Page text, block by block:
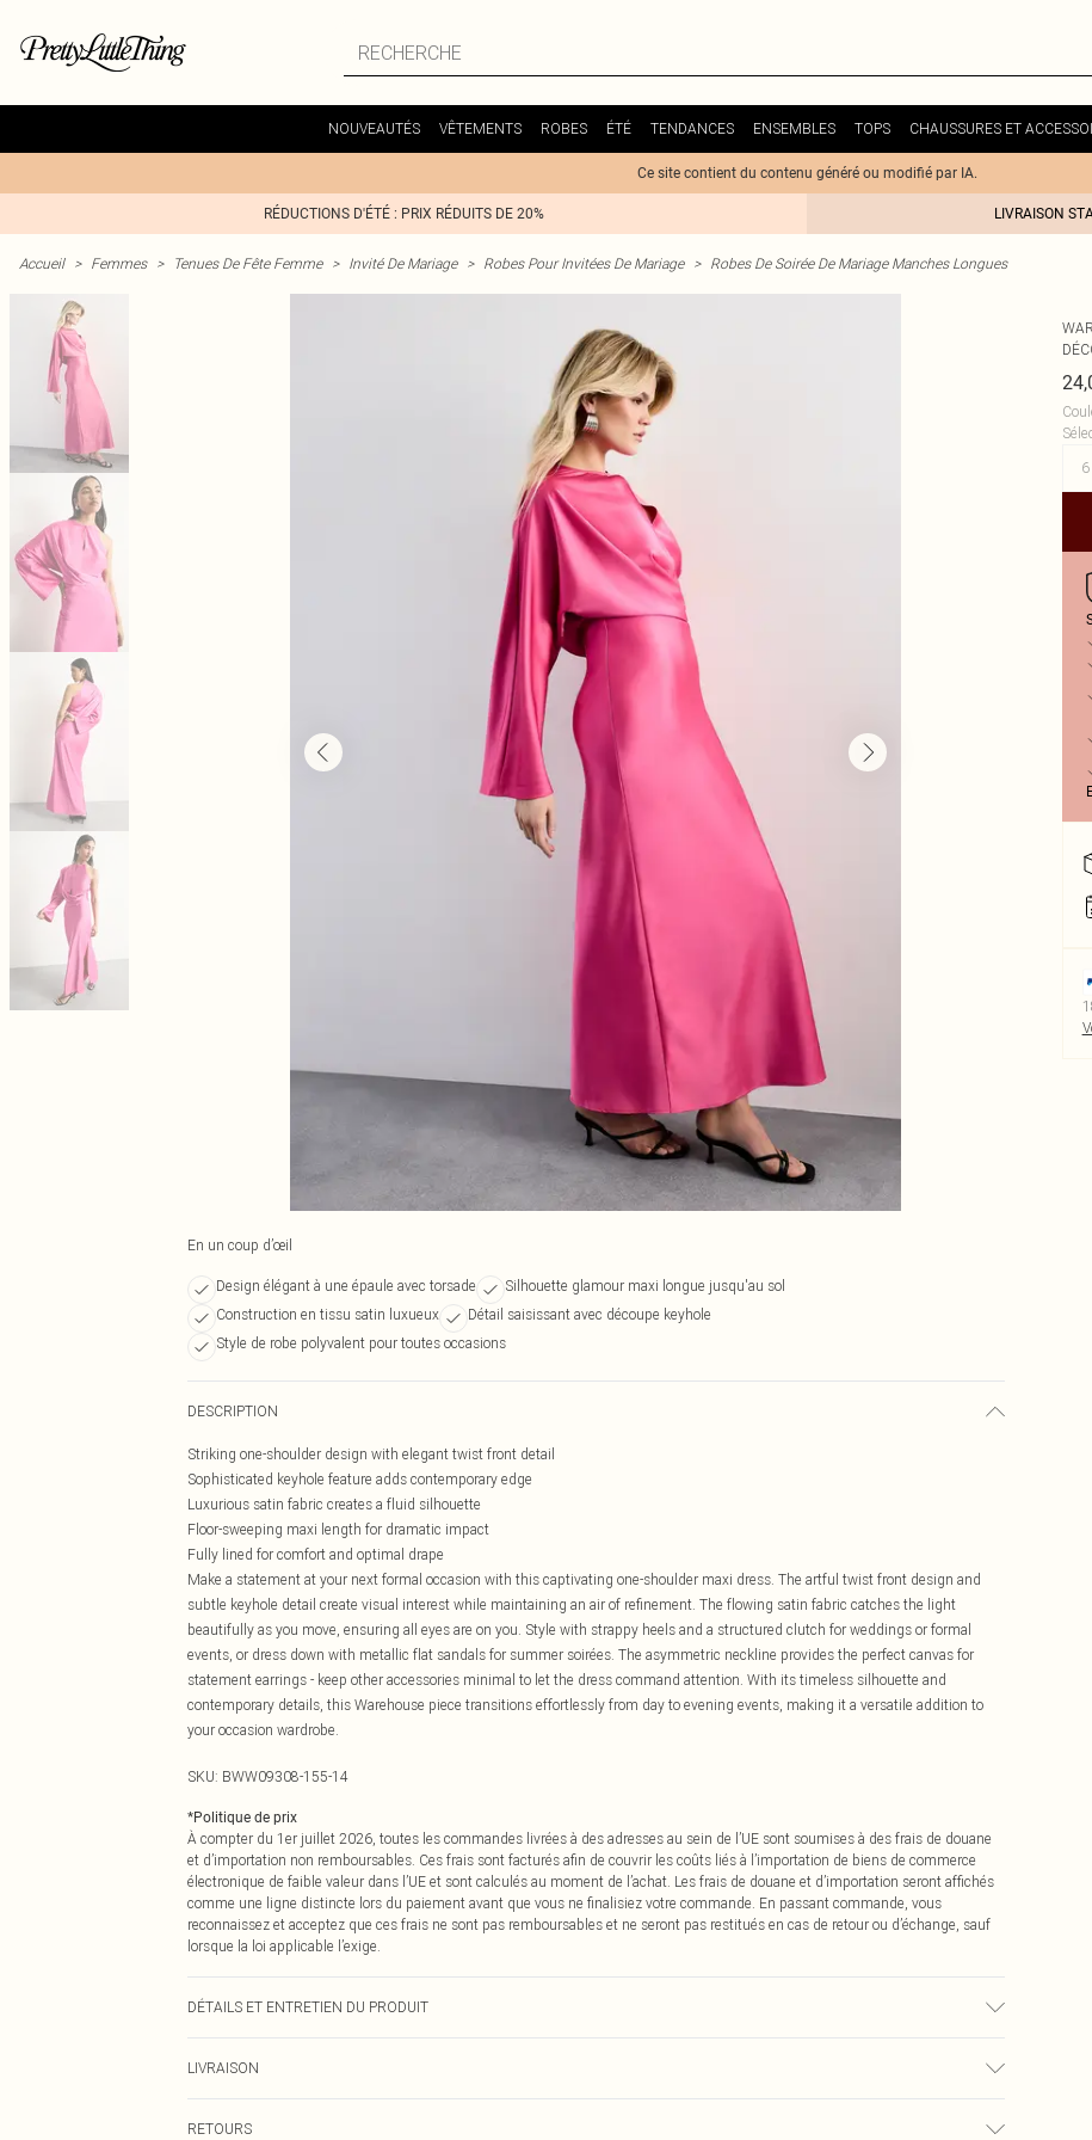
NOUVEAUTÉS VÊTEMENTS ROBES ÉTÉ TENDANCES ENSEMBLES TOPS CHAUSSURES ET
Ce site contient du contenu généré ou modifié par IA.
RÉDUCTIONS D'ÉTÉ : PRIX RÉDUITS DE 20% LIVRAISON
Accueil > Femmes > Tenues De Fête Femme > Invité De Mariage > Robes Pour Invitées De Mariage > Robes De Soirée De Mariage Manches Longues
En un coup d’œil
Design élégant à une épaule avec torsade
Silhouette glamour maxi longue jusqu'au sol
Construction en tissu satin luxueux
Détail saisissant avec découpe keyhole
Style de robe polyvalent pour toutes occasions
DESCRIPTION
Striking one-shoulder design with elegant twist front detail
Sophisticated keyhole feature adds contemporary edge
Luxurious satin fabric creates a fluid silhouette
Floor-sweeping maxi length for dramatic impact
Fully lined for comfort and optimal drape
Make a statement at your next formal occasion with this captivating one-shoulder maxi dress. The artful twist front design and
subtle keyhole detail create visual interest while maintaining an air of refinement. The flowing satin fabric catches the light
beautifully as you move, ensuring all eyes are on you. Style with strappy heels and a structured clutch for weddings or formal
events, or dress down with metallic flat sandals for summer soirées. The asymmetric neckline provides the perfect canvas for
statement earrings - keep other accessories minimal to let the dress command attention. With its timeless silhouette and
contemporary details, this Warehouse piece transitions effortlessly from day to evening events, making it a versatile addition to
your occasion wardrobe.
SKU: BWW09308-155-14
*Politique de prix
À compter du 1er juillet 2026, toutes les commandes livrées à des adresses au sein de l’UE sont soumises à des frais de douane
et d’importation non remboursables. Ces frais sont facturés afin de couvrir les coûts liés à l’importation de biens de commerce
électronique de faible valeur dans l’UE et sont calculés au moment de l’achat. Les frais de douane et d’importation seront affichés
comme une ligne distincte lors du paiement avant que vous ne finalisiez votre commande. En passant commande, vous
reconnaissez et acceptez que ces frais ne sont pas remboursables et ne seront pas restitués en cas de retour ou d’échange, sauf
lorsque la loi applicable l’exige.
DÉTAILS ET ENTRETIEN DU PRODUIT
pas nettoyer à sec. Le mannequin porte une taille 10
LIVRAISON
RETOURS
6